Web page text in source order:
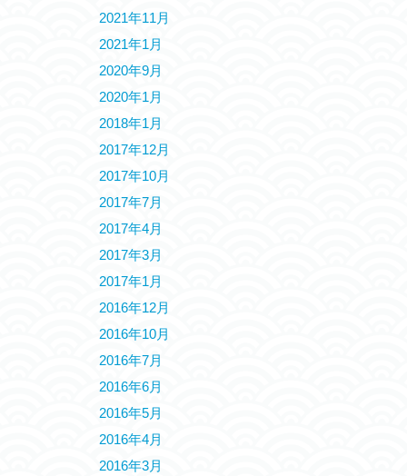
2021年11月
2021年1月
2020年9月
2020年1月
2018年1月
2017年12月
2017年10月
2017年7月
2017年4月
2017年3月
2017年1月
2016年12月
2016年10月
2016年7月
2016年6月
2016年5月
2016年4月
2016年3月